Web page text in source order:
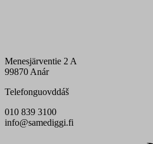
Menesjärventie 2 A
99870 Anár
Telefonguovddáš
010 839 3100
info@samediggi.fi